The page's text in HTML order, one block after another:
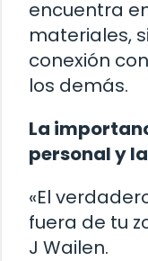
encuentra
materiales,
conexión
los demás.
La
personal y
«El
fuera de tu
J Wailen.